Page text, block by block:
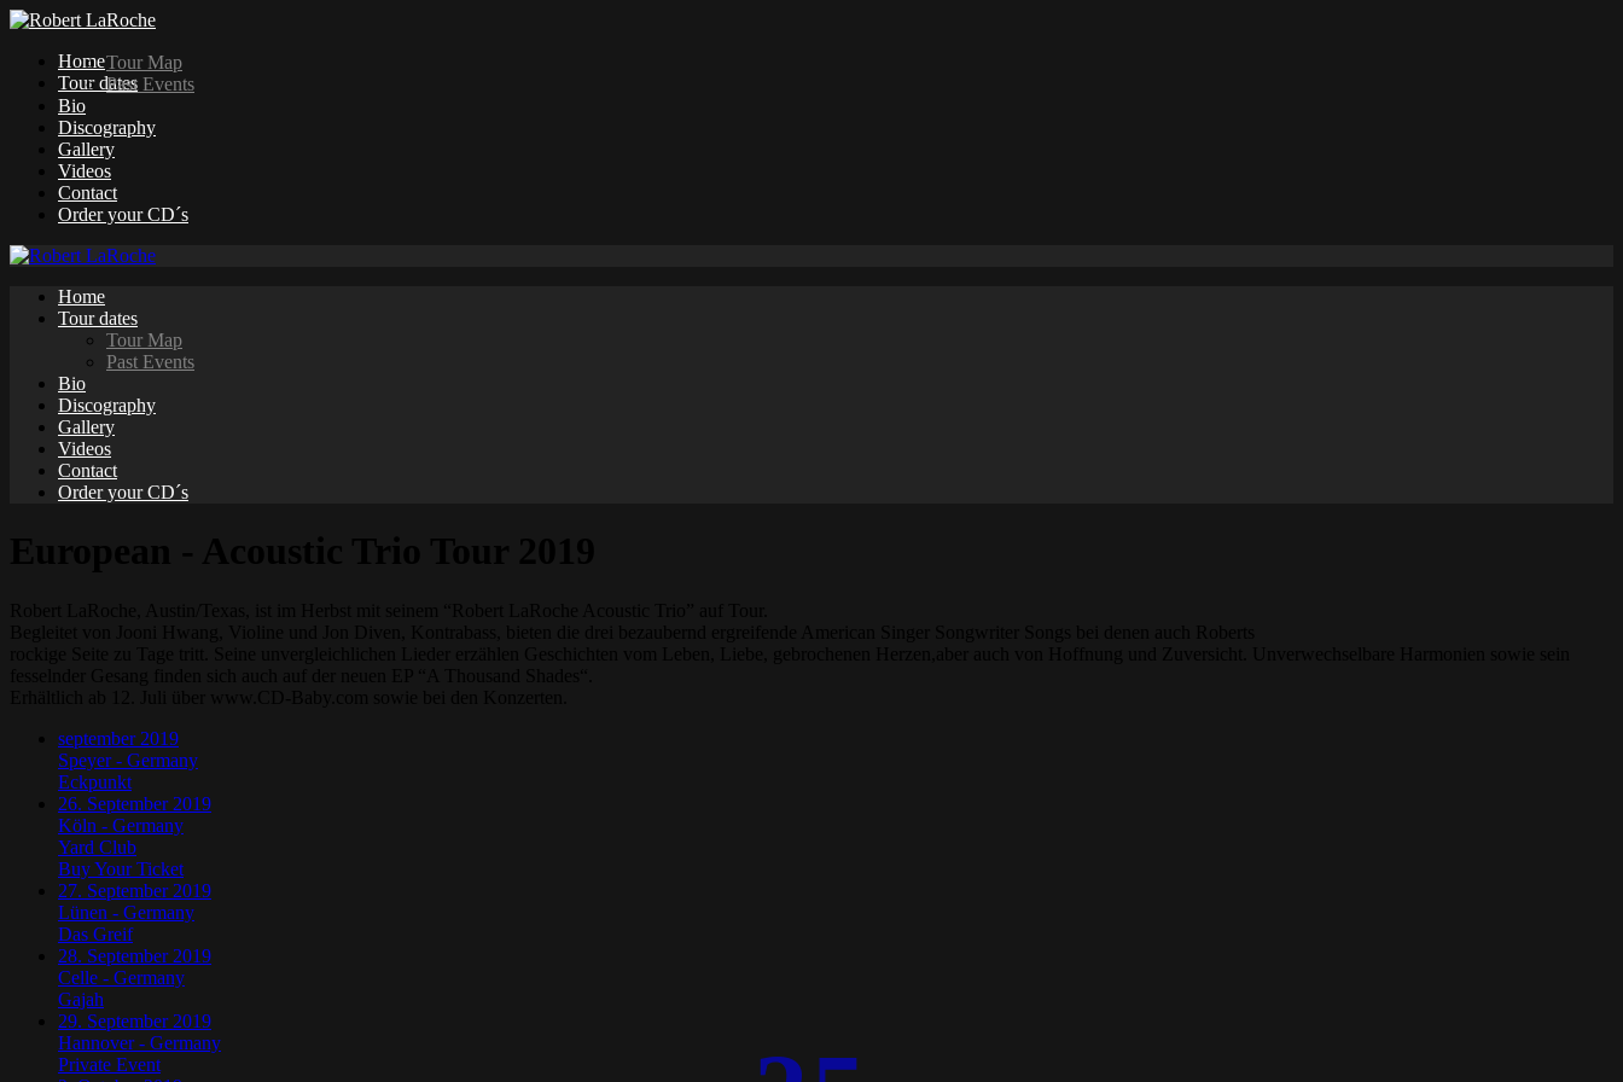
Home
Tour dates
Tour Map
Past Events
Bio
Discography
Gallery
Videos
Contact
Order your CD´s
Home
Tour dates
Tour Map
Past Events
Bio
Discography
Gallery
Videos
Contact
Order your CD´s
september 2019
Speyer - Germany
Eckpunkt
26. September 2019
Köln - Germany
Yard Club
Buy Your Ticket
27. September 2019
Lünen - Germany
Das Greif
28. September 2019
Celle - Germany
Gajah
29. September 2019
Hannover - Germany
Private Event